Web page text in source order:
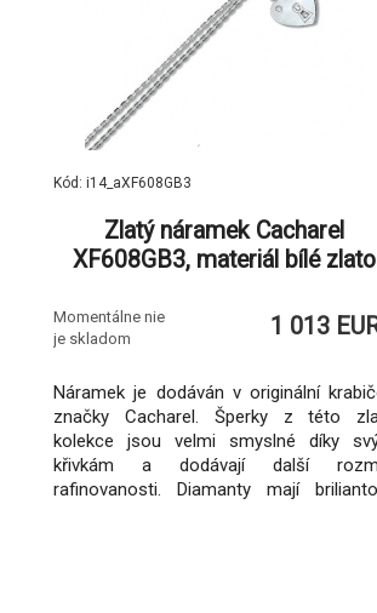
Kód: i14_aXF608GB3
Zlatý náramek Cacharel
XF608GB3, materiál bílé zlato
Momentálne nie
je skladom
1 013
Náramek je dodáván v originální
značky Cacharel. Šperky z této
kolekce jsou velmi smyslné díky
křivkám a dodávají další
rafinovanosti. Diamanty mají